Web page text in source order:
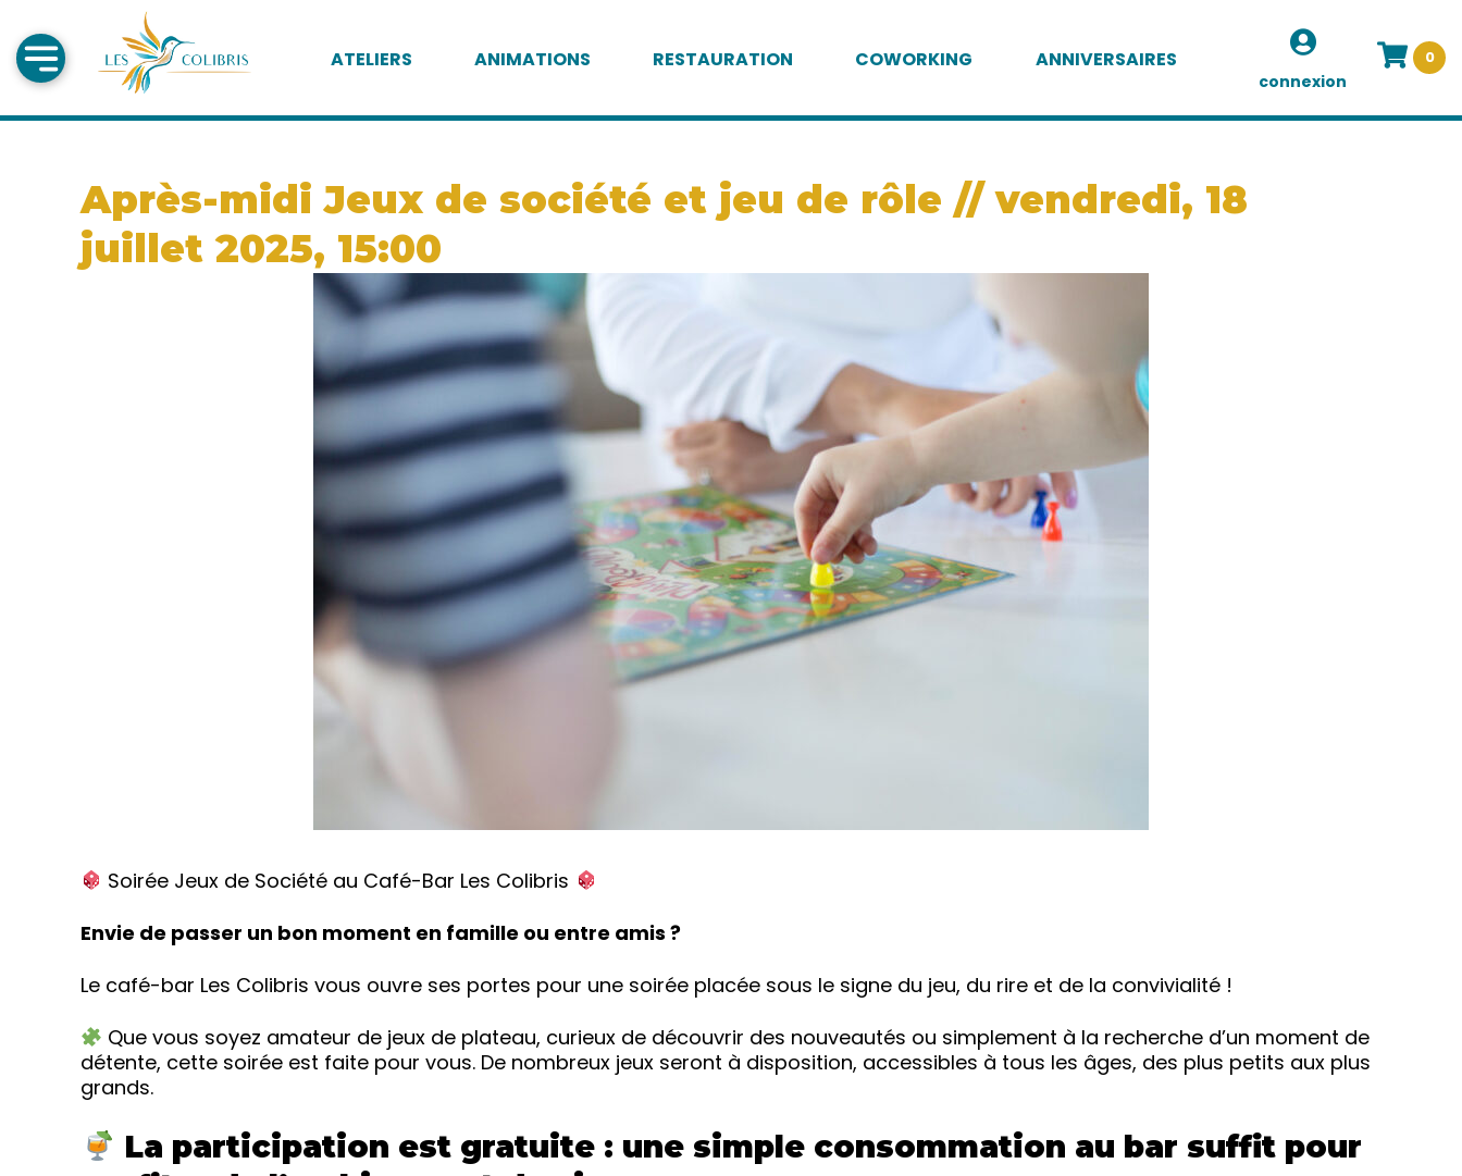
ATELIERS ANIMATIONS RESTAURATION COWORKING ANNIVERSAIRES
connexion
0
Après-midi Jeux de société et jeu de rôle // vendredi, 18
juillet 2025, 15:00
Soirée Jeux de Société au Café-Bar Les Colibris
Envie de passer un bon moment en famille ou entre amis ?
Le café-bar Les Colibris vous ouvre ses portes pour une soirée placée sous le signe du jeu, du rire et de la convivialité !
Que vous soyez amateur de jeux de plateau, curieux de découvrir des nouveautés ou simplement à la recherche d’un moment de
détente, cette soirée est faite pour vous. De nombreux jeux seront à disposition, accessibles à tous les âges, des plus petits aux plus
grands.
La participation est gratuite : une simple consommation au bar suffit pour